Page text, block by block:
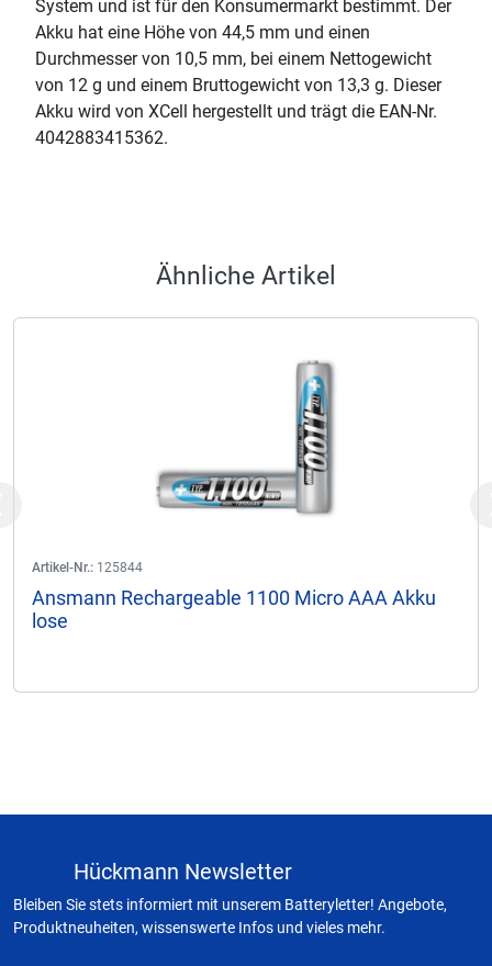
System und ist für den Konsumermarkt bestimmt. Der
Akku hat eine Höhe von 44,5 mm und einen
Durchmesser von 10,5 mm, bei einem Nettogewicht
von 12 g und einem Bruttogewicht von 13,3 g. Dieser
Akku wird von XCell hergestellt und trägt die EAN-Nr.
4042883415362.
Ähnliche Artikel
Artikel-Nr.: 125844
Ansmann Rechargeable 1100 Micro AAA Akku
lose
Hückmann Newsletter
Bleiben Sie stets informiert mit unserem Batteryletter! Angebote,
Produktneuheiten, wissenswerte Infos und vieles mehr.